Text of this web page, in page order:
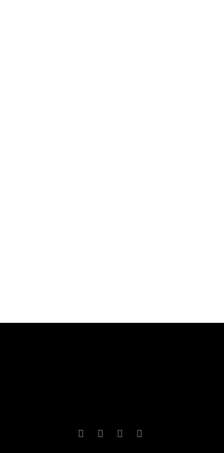
   